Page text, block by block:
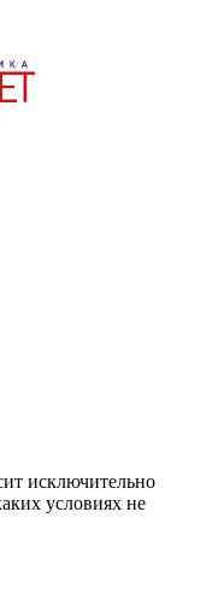
исключительно
условиях не